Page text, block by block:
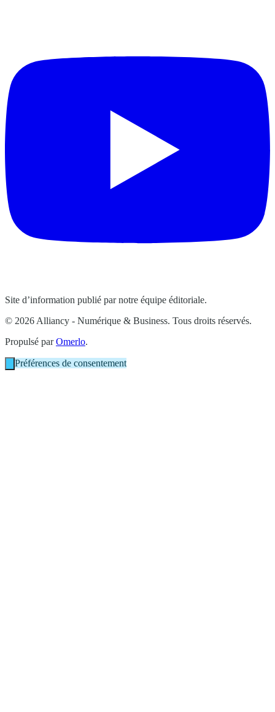
Site d’information publié par notre équipe éditoriale.
© 2026 Alliancy - Numérique & Business. Tous droits réservés.
Propulsé parOmerlo.
Préférences de consentement